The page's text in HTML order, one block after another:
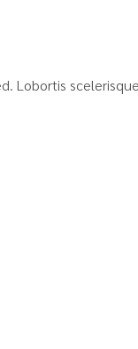
Lobortis